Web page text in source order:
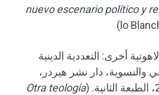
nuevo escenario político y
lo
أخرى: التعددية الدينية
والنسوية، دار نشر هيردر،
Otra teología